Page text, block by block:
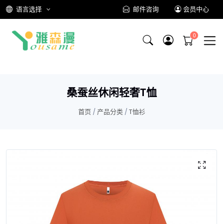
语言选择 邮件咨询 会员中心
桑蚕丝休闲轻奢T恤
首页 / 产品分类/ T恤衫